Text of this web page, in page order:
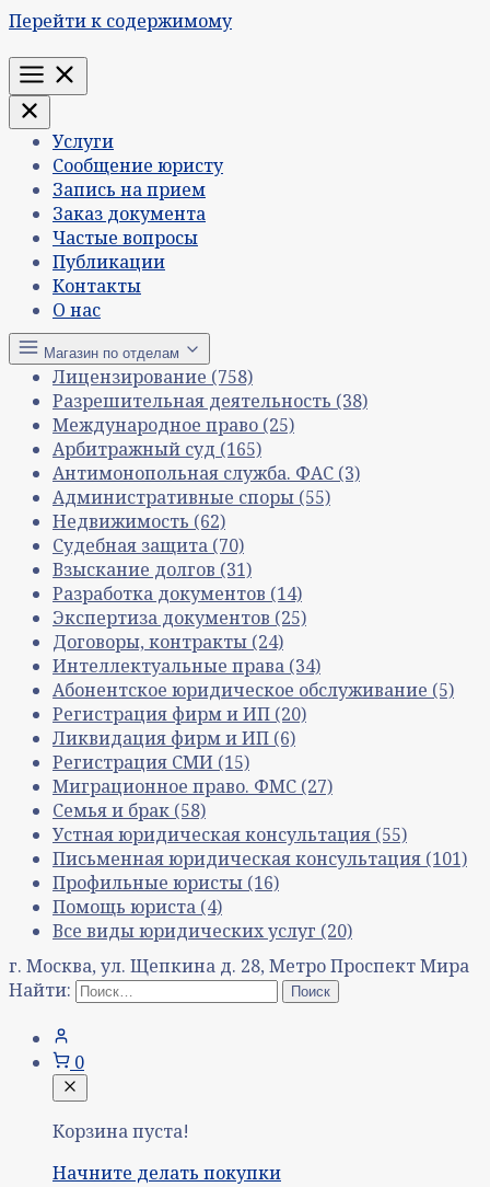
Перейти к содержимому
Меню
Услуги
Сообщение юристу
Запись на прием
Заказ документа
Частые вопросы
Публикации
Контакты
О нас
Магазин по отделам
Лицензирование (758)
Разрешительная деятельность (38)
Международное право (25)
Арбитражный суд (165)
Антимонопольная служба. ФАС (3)
Административные споры (55)
Недвижимость (62)
Судебная защита (70)
Взыскание долгов (31)
Разработка документов (14)
Экспертиза документов (25)
Договоры, контракты (24)
Интеллектуальные права (34)
Абонентское юридическое обслуживание (5)
Регистрация фирм и ИП (20)
Ликвидация фирм и ИП (6)
Регистрация СМИ (15)
Миграционное право. ФМС (27)
Семья и брак (58)
Устная юридическая консультация (55)
Письменная юридическая консультация (101)
Профильные юристы (16)
Помощь юриста (4)
Все виды юридических услуг (20)
г. Москва, ул. Щепкина д. 28, Метро Проспект Мира
Найти:
0
Корзина пуста!
Начните делать покупки